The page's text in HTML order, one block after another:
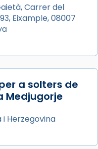
la tradició
a Júlia”) i
=
I l’any 1667, el
en una obra
l’antiga Iluro.
relíq
Carrer del
Eixample, 08007
a solters de
Medjugorje
i Herzegovina